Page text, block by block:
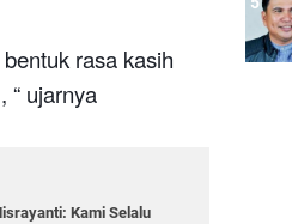
rasa kasih
“ ujarnya
Kami Selalu